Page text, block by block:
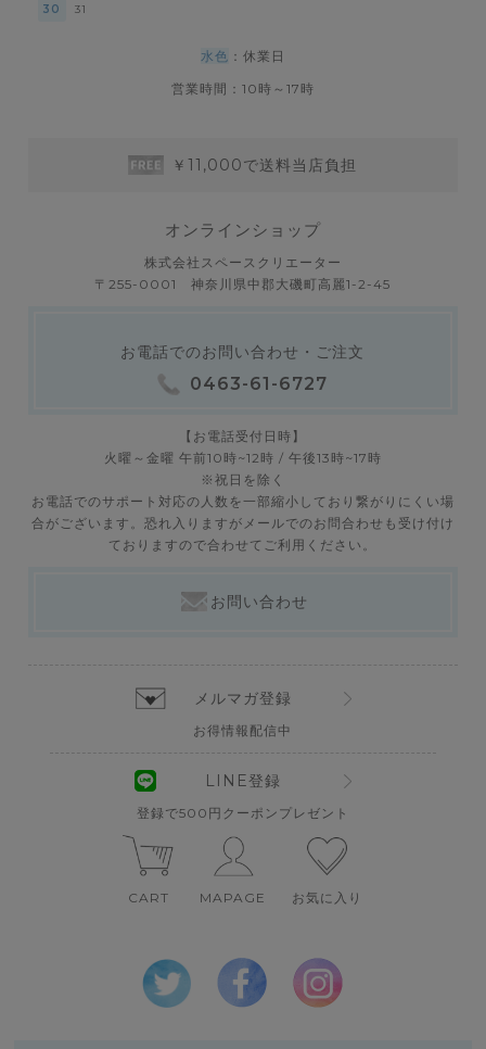
30 31
水色 ：休業日
営業時間：10時～17時
￥11,000で送料当店負担
オンラインショップ
株式会社スペースクリエーター
〒255-0001 神奈川県中郡大磯町高麗1-2-45
お電話でのお問い合わせ・ご注文
0463-61-6727
【お電話受付日時】
火曜～金曜 午前10時~12時 / 午後13時~17時
※祝日を除く
お電話でのサポート対応の人数を一部縮小しており繋がりにくい場
合がございます。恐れ入りますがメールでのお問合わせも受け付け
ておりますので合わせてご利用ください。
お問い合わせ
メルマガ登録
お得情報配信中
LINE登録
登録で500円クーポンプレゼント
CART MAPAGE お気に入り